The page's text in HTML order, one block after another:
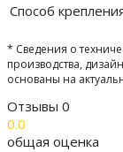
Способ
* Сведения о
производства,
основаны на
Отзывы 0
0.0
общая оценка